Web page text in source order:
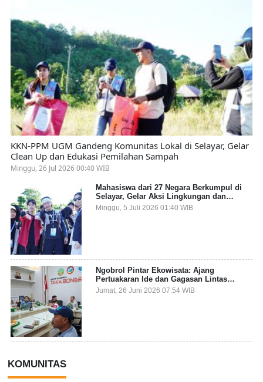
KKN-PPM UGM Gandeng Komunitas Lokal di Selayar, Gelar
Clean Up dan Edukasi Pemilahan Sampah
Minggu, 26 Jul 2026 00:40 WIB
Mahasiswa dari 27 Negara Berkumpul di
Selayar, Gelar Aksi Lingkungan dan
Dalami Kearifan Lokal Bumi Tanadoang
Minggu, 5 Juli 2026 01:40 WIB
Ngobrol Pintar Ekowisata: Ajang
Pertuakaran Ide dan Gagasan Lintas
Sektor
Jumat, 26 Juni 2026 07:54 WIB
KOMUNITAS